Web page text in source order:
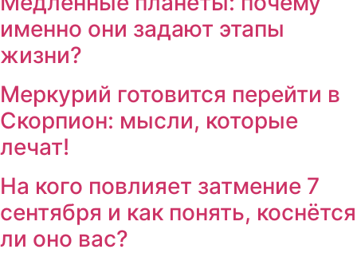
именно они задают этапы
жизни?
Меркурий готовится перейти в
Скорпион: мысли, которые
лечат!
На кого повлияет затмение 7
сентября и как понять, коснётся
ли оно вас?